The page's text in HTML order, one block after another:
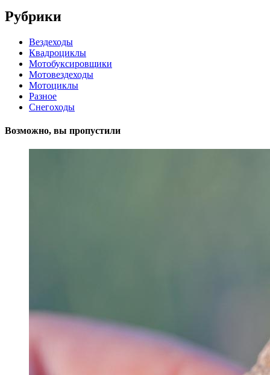
Рубрики
Вездеходы
Квадроциклы
Мотобуксировщики
Мотовездеходы
Мотоциклы
Разное
Снегоходы
Возможно, вы пропустили